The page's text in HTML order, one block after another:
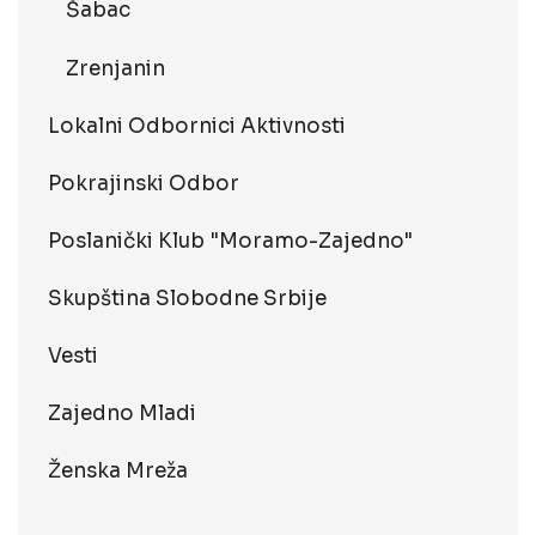
Šabac
Zrenjanin
Lokalni Odbornici Aktivnosti
Pokrajinski Odbor
Poslanički Klub "Moramo-Zajedno"
Skupština Slobodne Srbije
Vesti
Zajedno Mladi
Ženska Mreža